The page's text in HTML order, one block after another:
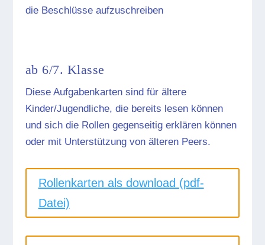
die Beschlüsse aufzuschreiben
ab 6/7. Klasse
Diese Aufgabenkarten sind für ältere
Kinder/Jugendliche, die bereits lesen können
und sich die Rollen gegenseitig erklären können
oder mit Unterstützung von älteren Peers.
Rollenkarten als download (pdf-
Datei)